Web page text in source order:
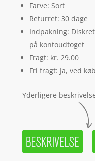
Farve: Sort
Returret: 30 dage
Indpakning:
på kontoudtoget
Fragt: kr. 29.00
Fri fragt: Ja, ved
Yderligere